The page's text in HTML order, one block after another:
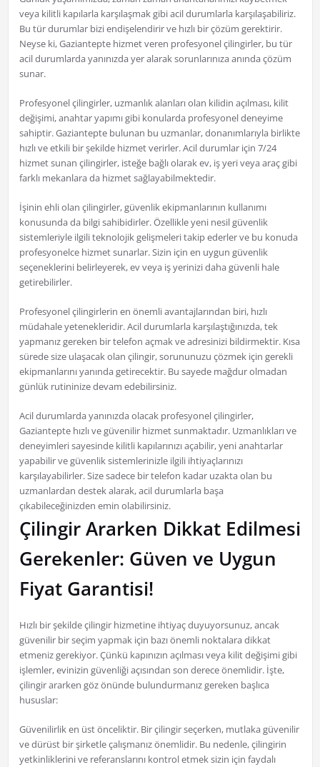
veya kilitli kapılarla karşılaşmak gibi acil durumlarla karşılaşabiliriz.
Bu tür durumlar bizi endişelendirir ve hızlı bir çözüm gerektirir.
Neyse ki, Gaziantepte hizmet veren profesyonel çilingirler, bu tür
acil durumlarda yanınızda yer alarak sorunlarınıza anında çözüm
sunar.
Profesyonel çilingirler, uzmanlık alanları olan kilidin açılması, kilit
değişimi, anahtar yapımı gibi konularda profesyonel deneyime
sahiptir. Gaziantepte bulunan bu uzmanlar, donanımlarıyla birlikte
hızlı ve etkili bir şekilde hizmet verirler. Acil durumlar için 7/24
hizmet sunan çilingirler, isteğe bağlı olarak ev, iş yeri veya araç gibi
farklı mekanlara da hizmet sağlayabilmektedir.
İşinin ehli olan çilingirler, güvenlik ekipmanlarının kullanımı
konusunda da bilgi sahibidirler. Özellikle yeni nesil güvenlik
sistemleriyle ilgili teknolojik gelişmeleri takip ederler ve bu konuda
profesyonelce hizmet sunarlar. Sizin için en uygun güvenlik
seçeneklerini belirleyerek, ev veya iş yerinizi daha güvenli hale
getirebilirler.
Profesyonel çilingirlerin en önemli avantajlarından biri, hızlı
müdahale yetenekleridir. Acil durumlarla karşılaştığınızda, tek
yapmanız gereken bir telefon açmak ve adresinizi bildirmektir. Kısa
sürede size ulaşacak olan çilingir, sorununuzu çözmek için gerekli
ekipmanlarını yanında getirecektir. Bu sayede mağdur olmadan
günlük rutininize devam edebilirsiniz.
Acil durumlarda yanınızda olacak profesyonel çilingirler,
Gaziantepte hızlı ve güvenilir hizmet sunmaktadır. Uzmanlıkları ve
deneyimleri sayesinde kilitli kapılarınızı açabilir, yeni anahtarlar
yapabilir ve güvenlik sistemlerinizle ilgili ihtiyaçlarınızı
karşılayabilirler. Size sadece bir telefon kadar uzakta olan bu
uzmanlardan destek alarak, acil durumlarla başa
çıkabileceğinizden emin olabilirsiniz.
Çilingir Ararken Dikkat Edilmesi
Gerekenler: Güven ve Uygun
Fiyat Garantisi!
Hızlı bir şekilde çilingir hizmetine ihtiyaç duyuyorsunuz, ancak
güvenilir bir seçim yapmak için bazı önemli noktalara dikkat
etmeniz gerekiyor. Çünkü kapınızın açılması veya kilit değişimi gibi
işlemler, evinizin güvenliği açısından son derece önemlidir. İşte,
çilingir ararken göz önünde bulundurmanız gereken başlıca
hususlar:
Güvenilirlik en üst önceliktir. Bir çilingir seçerken, mutlaka güvenilir
ve dürüst bir şirketle çalışmanız önemlidir. Bu nedenle, çilingirin
yetkinliklerini ve referanslarını kontrol etmek sizin için faydalı